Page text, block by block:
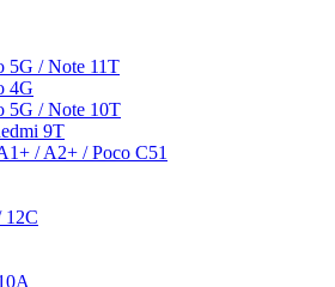
5G / Note 11T
4G
5G / Note 10T
9T
/ A2+ / Poco C51
12C